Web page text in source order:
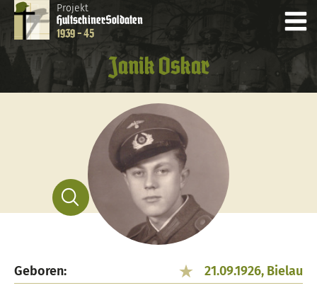
Projekt
HultschinerSoldaten
1939 - 45
Janik Oskar
Geboren: 21.09.1926, Bielau